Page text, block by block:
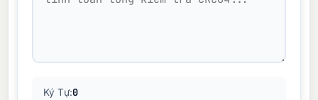
Ký Tự:0